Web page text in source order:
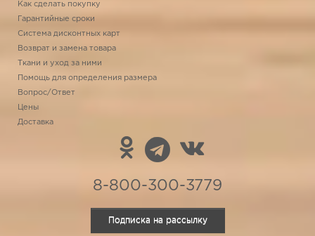
Как сделать покупку
Гарантийные сроки
Система дисконтных карт
Возврат и замена товара
Ткани и уход за ними
Помощь для определения размера
Вопрос/Ответ
Цены
Доставка
8-800-300-3779
Подписка на рассылку